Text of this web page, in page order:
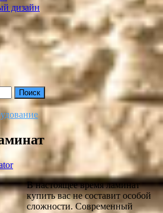
дизайн
В настоящее время ламинат
купить вас не составит особой
сложности. Современный